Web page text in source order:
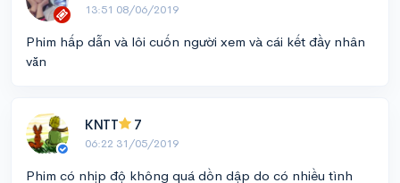
13:51 08/06/2019
Phim hấp dẫn và lôi cuốn người xem và cái kết đầy nhân
văn
KNTT 7
06:22 31/05/2019
Phim có nhịp độ không quá dồn dập do có nhiều tình